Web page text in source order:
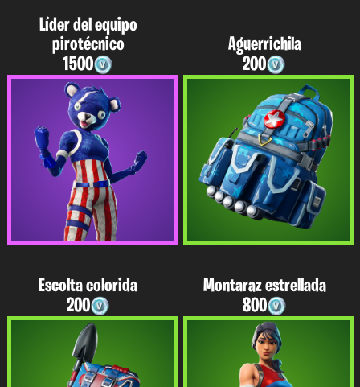
Líder del equipo
pirotécnico
1500
Aguerrichila
200
Escolta colorida
200
Montaraz estrellada
800